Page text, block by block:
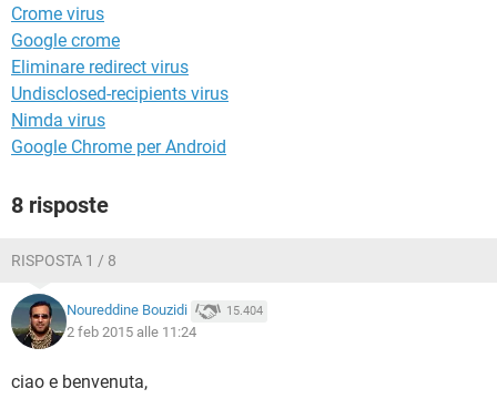
Crome virus
Google crome
Eliminare redirect virus
Undisclosed-recipients virus
Nimda virus
Google Chrome per Android
8 risposte
RISPOSTA 1 / 8
Noureddine Bouzidi 15.404
2 feb 2015 alle 11:24
ciao e benvenuta,